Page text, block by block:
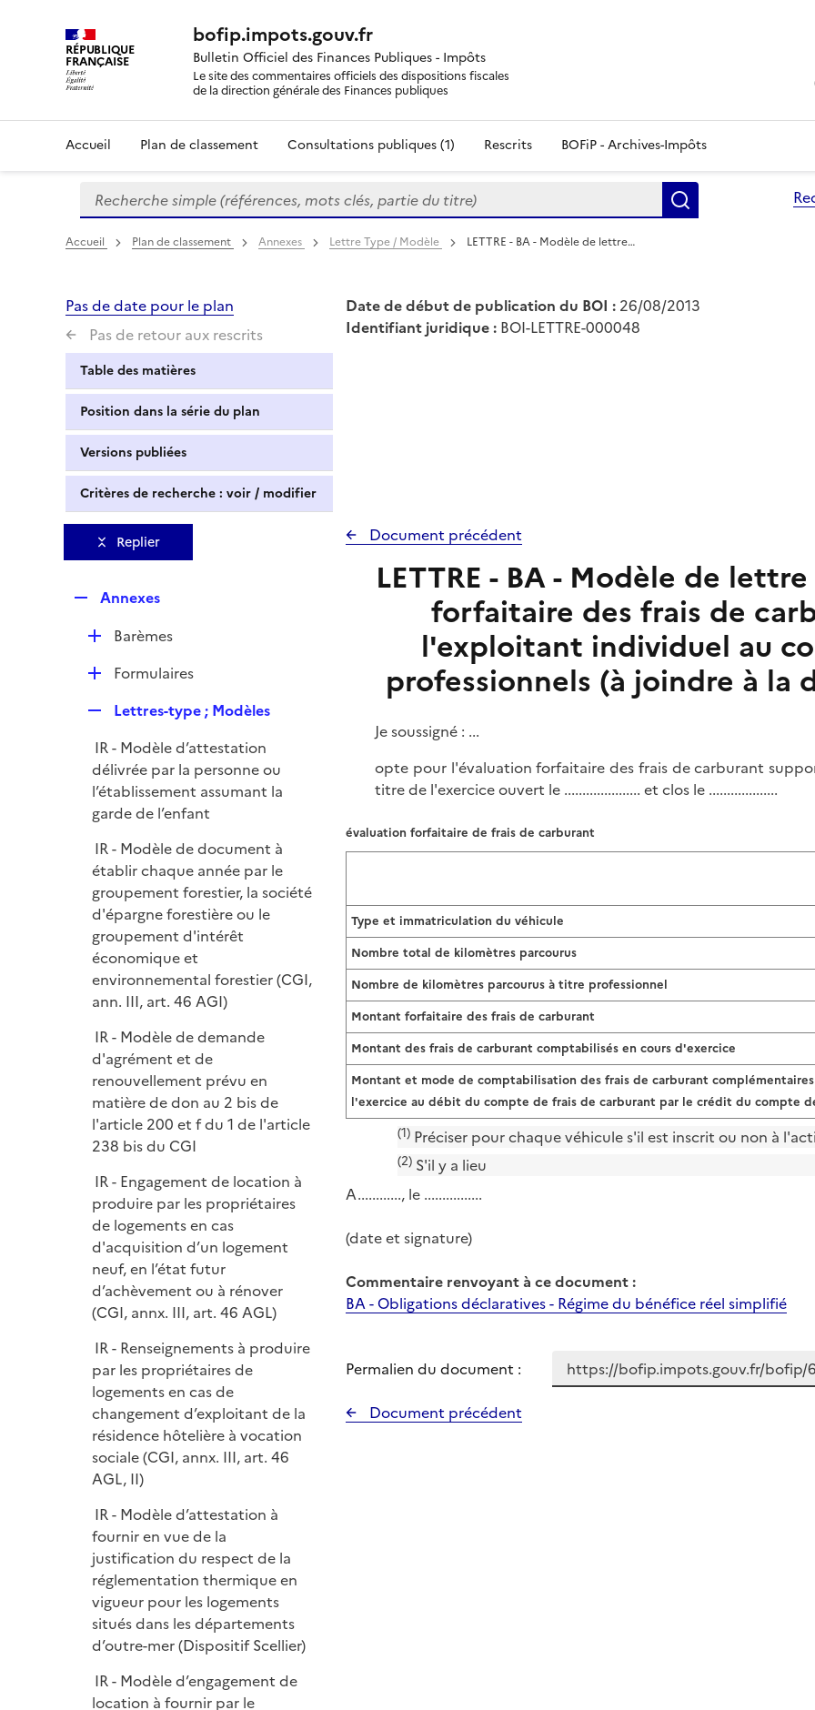
RÉPUBLIQUE
FRANÇAISE
bofip.impots.gouv.fr
Bulletin Officiel des Finances Publiques - Impôts
Le site des commentaires officiels des dispositions fiscales
de la direction générale des Finances publiques
Accueil Plan de classement Consultations publiques (1) Rescrits BOFiP - Archives-Impôts
Formulaire
de
recherche
Recherche simple (références, mots clés, partie du titre)
Accueil Plan de classement Annexes Lettre Type / Modèle LETTRE - BA - Modèle de lettre…
Pas de date pour le plan
Pas de retour aux rescrits
Table des matières
Position dans la série du plan
Versions publiées
Critères de recherche : voir / modifier
Date de début de publication du BOI : 26/08/2013
Identifiant juridique : BOI-LETTRE-000048
Replier
p
l
i
e
Annexes
D
e
r
Barèmes
D
l
i
e
r
Formulaires
p
l
i
e
r
Lettres-type ; Modèles
IR - Modèle d’attestation
délivrée par la personne ou
l’établissement assumant la
garde de l’enfant
IR - Modèle de document à
établir chaque année par le
groupement forestier, la société
d'épargne forestière ou le
groupement d'intérêt
économique et
environnemental forestier (CGI,
ann. III, art. 46 AGI)
IR - Modèle de demande
d'agrément et de
renouvellement prévu en
matière de don au 2 bis de
l'article 200 et f du 1 de l'article
238 bis du CGI
IR - Engagement de location à
produire par les propriétaires
de logements en cas
d'acquisition d’un logement
neuf, en l’état futur
d’achèvement ou à rénover
(CGI, annx. III, art. 46 AGL)
IR - Renseignements à produire
par les propriétaires de
logements en cas de
changement d’exploitant de la
résidence hôtelière à vocation
sociale (CGI, annx. III, art. 46
AGL, II)
IR - Modèle d’attestation à
fournir en vue de la
justification du respect de la
réglementation thermique en
vigueur pour les logements
situés dans les départements
d’outre-mer (Dispositif Scellier)
IR - Modèle d’engagement de
location à fournir par le
Document précédent
LETTRE - BA - Modèle de
forfaitaire des frais de
l'exploitant individuel au
professionnels (à joindre à la
Je soussigné : ...
opte pour l'évaluation forfaitaire des frais de carburant
titre de l'exercice ouvert le ..................... et clos le ...................
Type et immatriculation du véhicule
Nombre total de kilomètres parcourus
Nombre de kilomètres parcourus à titre professionnel
Montant forfaitaire des frais de carburant
Montant des frais de carburant comptabilisés en cours d'exercice
Montant et mode de comptabilisation des frais de carburant
l'exercice au débit du compte de frais de carburant par le crédit du compte
évaluation forfaitaire de frais de carburant
(1)Préciser pour chaque véhicule s'il est inscrit ou non à
(2)S'il y a lieu
A............, le ................
(date et signature)
Commentaire renvoyant à ce document :
BA - Obligations déclaratives - Régime du bénéfice réel simplifié
Permalien du document :
Document précédent